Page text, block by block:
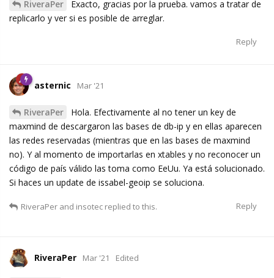
RiveraPer
Exacto, gracias por la prueba. vamos a tratar de
replicarlo y ver si es posible de arreglar.
Reply
asternic Mar '21
RiveraPer
Hola. Efectivamente al no tener un key de
maxmind de descargaron las bases de db-ip y en ellas aparecen
las redes reservadas (mientras que en las bases de maxmind
no). Y al momento de importarlas en xtables y no reconocer un
código de país válido las toma como EeUu. Ya está solucionado.
Si haces un update de issabel-geoip se soluciona.
Reply
RiveraPer and insotec replied to this.
RiveraPer Mar '21 Edited